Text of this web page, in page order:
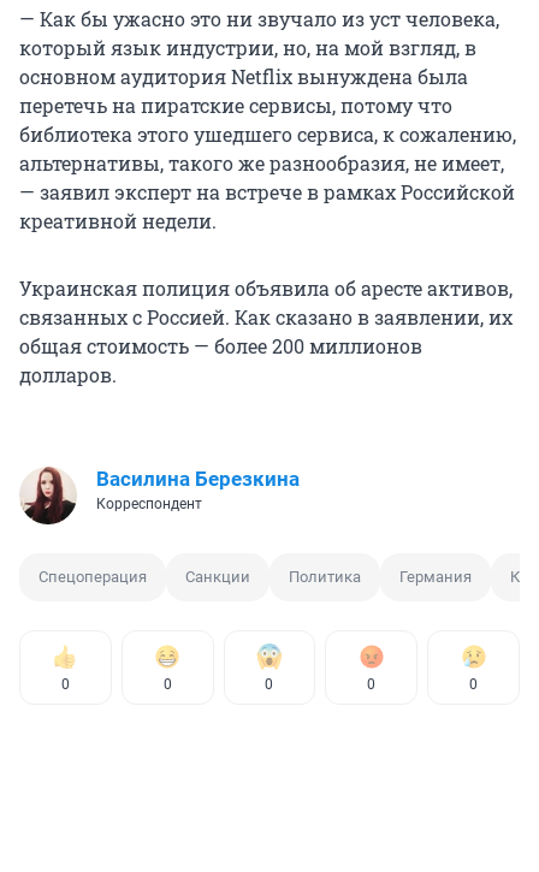
— Как бы ужасно это ни звучало из уст человека,
который язык индустрии, но, на мой взгляд, в
основном аудитория Netflix вынуждена была
перетечь на пиратские сервисы, потому что
библиотека этого ушедшего сервиса, к сожалению,
альтернативы, такого же разнообразия, не имеет,
— заявил эксперт на встрече в рамках Российской
креативной недели.
Украинская полиция объявила об аресте активов,
связанных с Россией. Как сказано в заявлении, их
общая стоимость — более 200 миллионов
долларов.
Василина Березкина
Корреспондент
Спецоперация Санкции Политика Германия
0 0 0 0 0